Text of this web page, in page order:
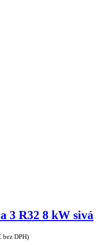
3 R32 8 kW sivá
bez DPH)